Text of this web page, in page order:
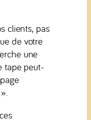
clients, pas
de votre
une
tape peut-